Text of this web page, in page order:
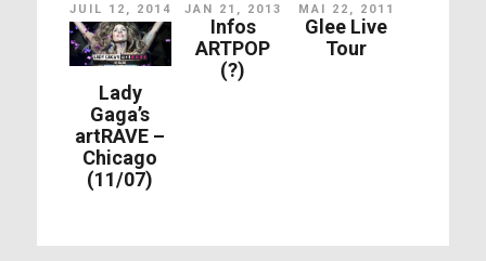
JUIL 12, 2014
Lady
Gaga’s
artRAVE –
Chicago
(11/07)
JAN 21, 2013
Infos
ARTPOP
(?)
MAI 22, 2011
Glee Live
Tour